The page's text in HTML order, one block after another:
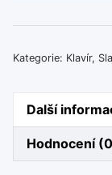
Rondo
množství
Kategorie: Klavír,
Další
Hodnocení